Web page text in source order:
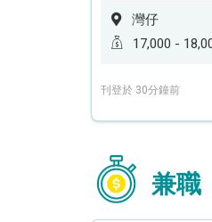
灣仔
17,000 -
刊登於 30分鐘前
兼職